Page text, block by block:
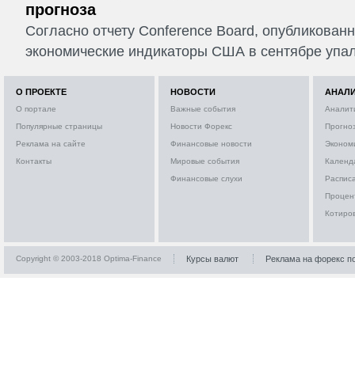
прогноза
Согласно отчету Conference Board,
экономические индикаторы США в сентябре
О ПРОЕКТЕ
О портале
Популярные страницы
Реклама на сайте
Контакты
НОВОСТИ
Важные события
Новости Форекс
Финансовые новости
Мировые события
Финансовые слухи
Copyright © 2003-2018 Optima-Finance Курсы валют Реклама на форекс